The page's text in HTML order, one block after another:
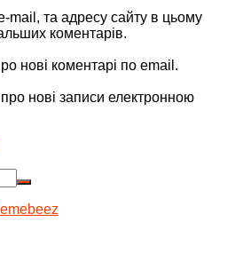
mail, та адресу сайту в цьому
коментарів.
нові коментарі по email.
нові записи електронною